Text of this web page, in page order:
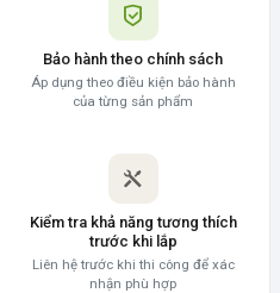
Bảo hành theo chính sách
Áp dụng theo điều kiện bảo hành
của từng sản phẩm
Kiểm tra khả năng tương thích
trước khi lắp
Liên hệ trước khi thi công để xác
nhận phù hợp